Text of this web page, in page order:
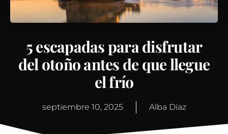
5 escapadas para disfrutar
del otoño antes de que llegue
el frío
septiembre 10, 2025 Alba Díaz